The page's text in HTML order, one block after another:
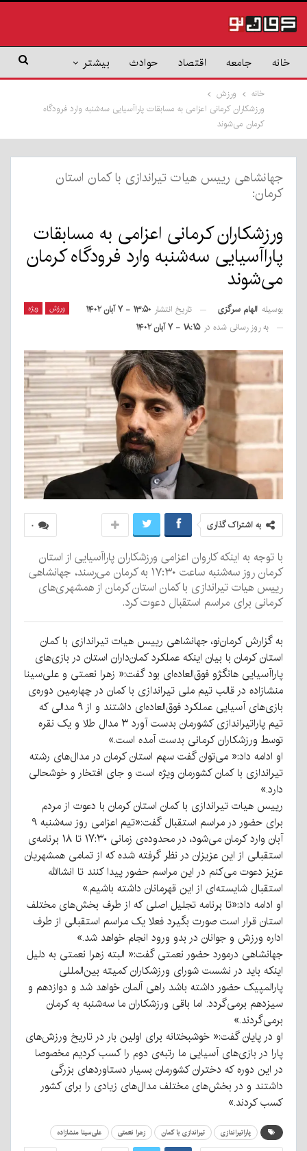
خانه جامعه اقتصاد حوادث بیشتر
خانه
ورزش
ورزشکاران کرمانی اعزامی به مسابقات پاراآسیایی سه‌شنبه وارد فرودگاه
کرمان می‌شوند
جهانشاهی رییس هیات تیراندازی با کمان استان
کرمان:
ورزشکاران کرمانی اعزامی به مسابقات
پاراآسیایی سه‌شنبه وارد فرودگاه کرمان
می‌شوند
ورزش ویژه بوسیله الهام سرگزی تاریخ انتشار ۱۳:۵۰ - ۷ آبان ۱۴۰۲
به روز رسانی شده در ۱۸:۱۵ - ۷ آبان ۱۴۰۲
۰ به اشتراک گذاری
با توجه به اینکه کاروان اعزامی ورزشکاران پاراآسیایی از استان
کرمان روز سه‌شنبه ساعت ۱۷:۳۰ به کرمان می‌رسند، جهانشاهی
رییس هیات تیراندازی با کمان استان کرمان از همشهری‌های
کرمانی برای مراسم استقبال دعوت کرد.
به گزارش کرمان‌نو، جهانشاهی رییس هیات تیراندازی با کمان
استان کرمان با بیان اینکه عملکرد کمان‌داران استان در بازی‌های
پاراآسیایی هانگژو فوق‌العاده‌ای بود گفت:« زهرا نعمتی و علی‌سینا
منشازاده در قالب تیم ملی تیراندازی با کمان در چهارمین دوره‌ی
بازی‌های آسیایی عملکرد فوق‌العاده‌ای داشتند و از ۹ مدالی که
تیم پاراتیراندازی کشورمان بدست آورد ۳ مدال طلا و یک نقره
توسط ورزشکاران کرمانی بدست آمده است.»
او ادامه داد:« می‌توان گفت سهم استان کرمان در مدال‌های رشته
تیراندازی با کمان کشورمان ویژه است و جای افتخار و خوشحالی
دارد.»
رییس هیات تیراندازی با کمان استان کرمان با دعوت از مردم
برای حضور در مراسم استقبال گفت:«تیم اعزامی روز سه‌شنبه ۹
آبان وارد کرمان می‌شود، در محدوده‌ی زمانی ۱۷:۳۰ تا ۱۸ برنامه‌ی
استقبالی از این عزیزان در نظر گرفته شده که از تمامی همشهریان
عزیز دعوت می‌کنم در این مراسم حضور پیدا کنند تا انشاالله
استقبال شایسته‌ای از این قهرمانان داشته باشیم.»
او ادامه داد:«تا برنامه تجلیل اصلی که از طرف بخش‌های مختلف
استان قرار است صورت بگیرد فعلا یک مراسم استقبالی از طرف
اداره ورزش و جوانان در بدو ورود انجام خواهد شد.»
جهانشاهی درمورد حضور نعمتی گفت:« البته زهرا نعمتی به دلیل
اینکه باید در نشست شورای ورزشکاران کمیته بین‌المللی
پارالمپیک حضور داشته باشد راهی آلمان خواهد شد و دوازدهم و
سیزدهم برمی‌گردد. اما باقی ورزشکاران ما سه‌شنبه به کرمان
برمی‌گردند.»
او در پایان گفت:« خوشبختانه برای اولین بار در تاریخ ورزش‌های
پارا در بازی‌های آسیایی ما رتبه‌ی دوم را کسب کردیم مخصوصا
در این دوره که دختران کشورمان بسیار دستاوردهای بزرگی
داشتند و در بخش‌های مختلف مدال‌های زیادی را برای کشور
کسب کردند.»
پاراتیراندازی تیراندازی با کمان زهرا نعمتی علی‌سینا منشازاده